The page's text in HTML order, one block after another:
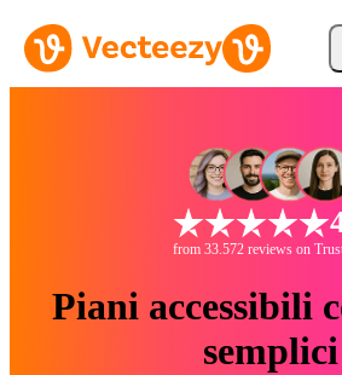
from 33.572 reviews on
Piani accessibili
semplici